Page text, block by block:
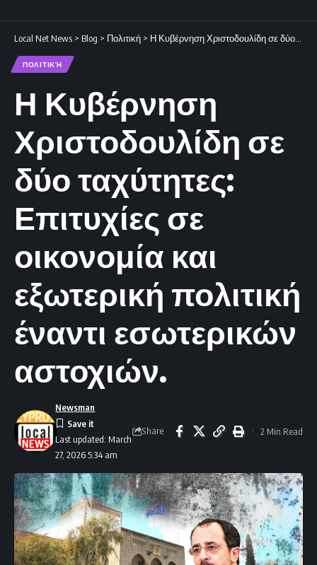
Local Net News > Blog > Πολιτική > Η Κυβέρνηση Χριστοδουλίδη σε δύο ταχύτητες: Επιτυχίες σε οικονομία και εξωτερική πολιτική έναντι εσωτερικών αστοχιών.
ΠΟΛΙΤΙΚΉ
Η Κυβέρνηση
Χριστοδουλίδη σε
δύο ταχύτητες:
Επιτυχίες σε
οικονομία και
εξωτερική πολιτική
έναντι εσωτερικών
αστοχιών.
Last updated: March
27, 2026 5:34 am
Newsman
Share 2 Min Read